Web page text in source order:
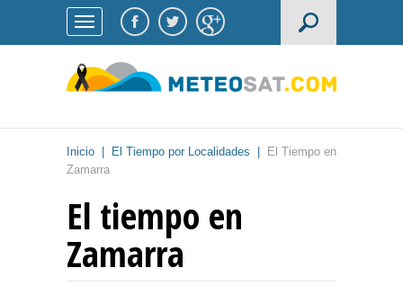
Inicio El Tiempo por Localidades
El Tiempo en
Zamarra
El tiempo en
Zamarra